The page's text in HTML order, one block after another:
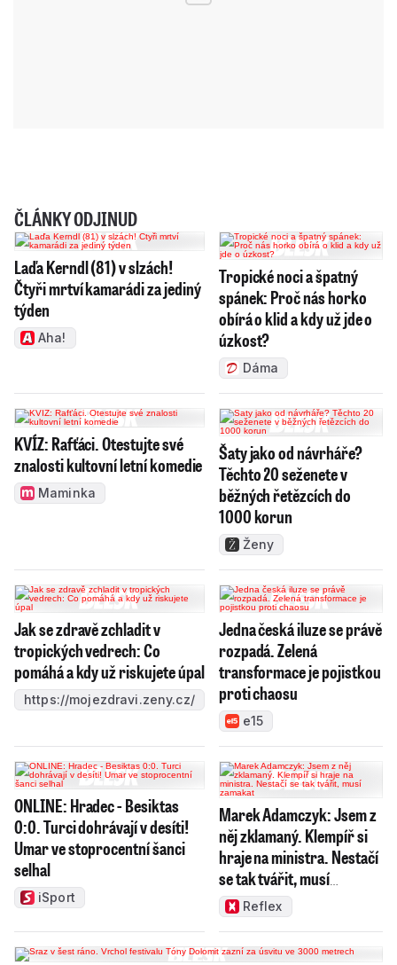
ČLÁNKY ODJINUD
Laďa Kerndl (81) v slzách!
Čtyři mrtví kamarádi za jediný
týden
Aha!
Tropické noci a špatný
spánek: Proč nás horko
obírá o klid a kdy už jde o
úzkost?
Dáma
KVÍZ: Rafťáci. Otestujte své
znalosti kultovní letní komedie
Maminka
Šaty jako od návrháře?
Těchto 20 seženete v
běžných řetězcích do
1000 korun
Ženy
Jak se zdravě zchladit v
tropických vedrech: Co
pomáhá a kdy už riskujete úpal
https://mojezdravi.zeny.cz/
Jedna česká iluze se právě
rozpadá. Zelená
transformace je pojistkou
proti chaosu
e15
ONLINE: Hradec - Besiktas
0:0. Turci dohrávají v desíti!
Umar ve stoprocentní šanci
selhal
iSport
Marek Adamczyk: Jsem z
něj zklamaný. Klempíř si
hraje na ministra. Nestačí
se tak tvářit, musí
zamakat
Reflex